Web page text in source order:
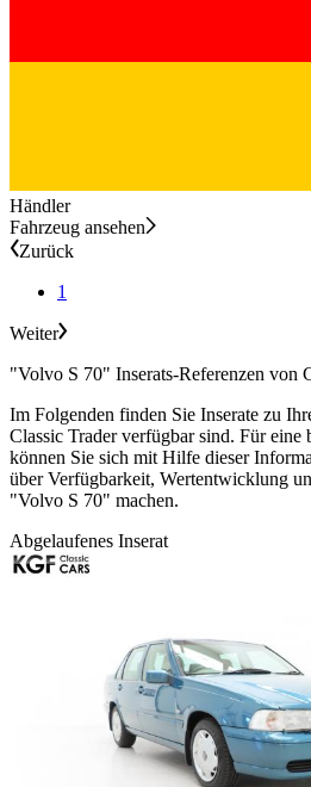
Händler
Fahrzeug ansehen
Zurück
1
Weiter
"Volvo S 70" Inserats-Referenzen von
Im Folgenden finden Sie Inserate zu
Classic Trader verfügbar sind. Für eine
können Sie sich mit Hilfe dieser
über Verfügbarkeit, Wertentwicklung
"Volvo S 70" machen.
Abgelaufenes Inserat